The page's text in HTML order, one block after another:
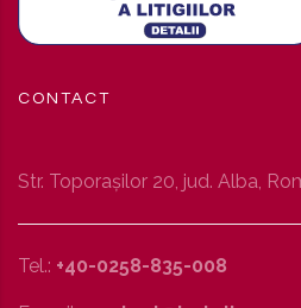
CONTACT
Str. Toporaşilor 20, jud. Alba,
Tel.: +40-0258-835-008